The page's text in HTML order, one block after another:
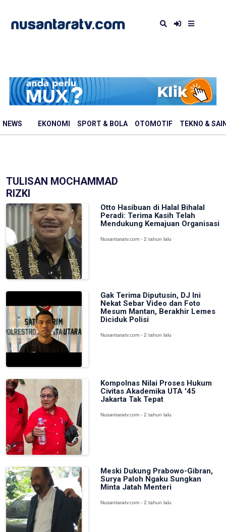
NEWS EKONOMI SPORT & BOLA OTOMOTIF TEKNO &
TULISAN MOCHAMMAD
RIZKI
Otto Hasibuan di Halal Bihalal
Peradi: Terima Kasih Telah
Mendukung Kemajuan Organisasi
Nusantaratv.com - 2 tahun lalu
Gak Terima Diputusin, DJ Ini
Nekat Sebar Video dan Foto
Mesum Mantan, Berakhir Lemes
Diciduk Polisi
Nusantaratv.com - 2 tahun lalu
Kompolnas Nilai Proses Hukum
Civitas Akademika UTA '45
Jakarta Tak Tepat
Nusantaratv.com - 2 tahun lalu
Meski Dukung Prabowo-Gibran,
Surya Paloh Ngaku Sungkan
Minta Jatah Menteri
Nusantaratv.com - 2 tahun lalu